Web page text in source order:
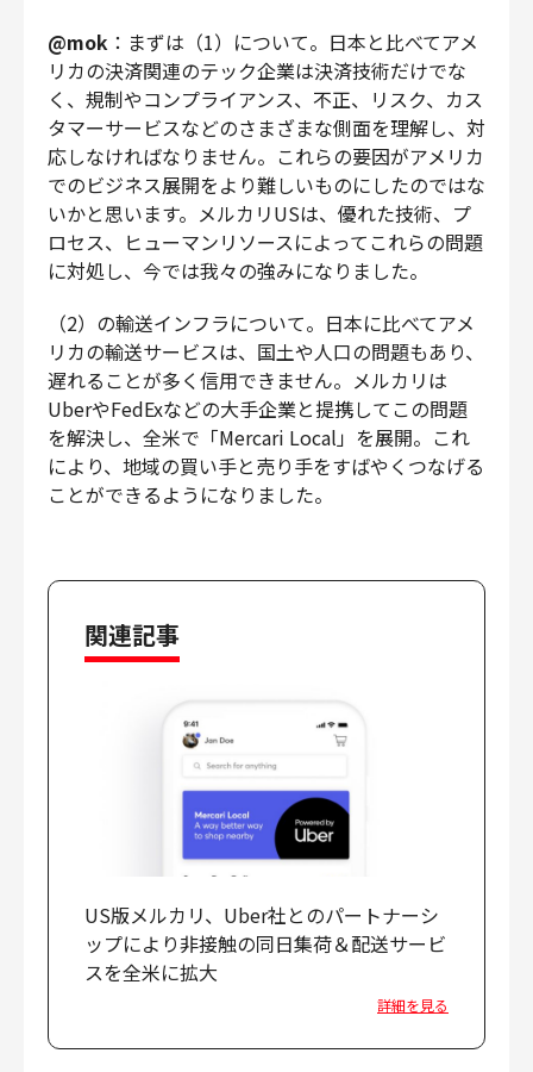
@mok ：まずは（1）について。日本と比べてアメ
リカの決済関連のテック企業は決済技術だけでな
く、規制やコンプライアンス、不正、リスク、カス
タマーサービスなどのさまざまな側面を理解し、対
応しなければなりません。これらの要因がアメリカ
でのビジネス展開をより難しいものにしたのではな
いかと思います。メルカリUSは、優れた技術、プ
ロセス、ヒューマンリソースによってこれらの問題
に対処し、今では我々の強みになりました。
（2）の輸送インフラについて。日本に比べてアメ
リカの輸送サービスは、国土や人口の問題もあり、
遅れることが多く信用できません。メルカリは
UberやFedExなどの大手企業と提携してこの問題
を解決し、全米で「Mercari Local」を展開。これ
により、地域の買い手と売り手をすばやくつなげる
ことができるようになりました。
関連記事
US版メルカリ、Uber社とのパートナーシ
ップにより非接触の同日集荷＆配送サービ
スを全米に拡大
詳細を見る